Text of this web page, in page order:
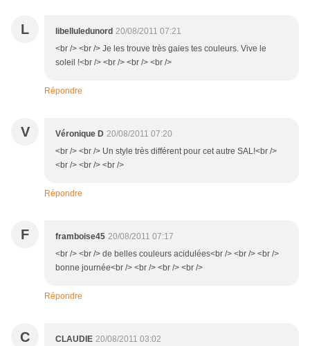
L libelluledunord 20/08/2011 07:21
<br /> <br /> Je les trouve très gaies tes couleurs. Vive le
soleil !<br /> <br /> <br /> <br />
Répondre
V Véronique D 20/08/2011 07:20
<br /> <br /> Un style très différent pour cet autre SAL!<br />
<br /> <br /> <br />
Répondre
F framboise45 20/08/2011 07:17
<br /> <br /> de belles couleurs acidulées<br /> <br /> <br />
bonne journée<br /> <br /> <br /> <br />
Répondre
C CLAUDIE 20/08/2011 03:02